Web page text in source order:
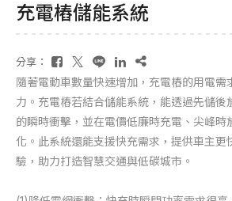
充電樁儲能系統
分享：
隨著電動車數量快速增加，充電樁的用電需
力。充電樁若結合儲能系統，能透過先儲後
的瞬時衝擊，並在電價低廉時充電、尖峰時
化。此系統還能支援快充需求，提供車主更
驗，助力打造智慧交通與低碳城市。